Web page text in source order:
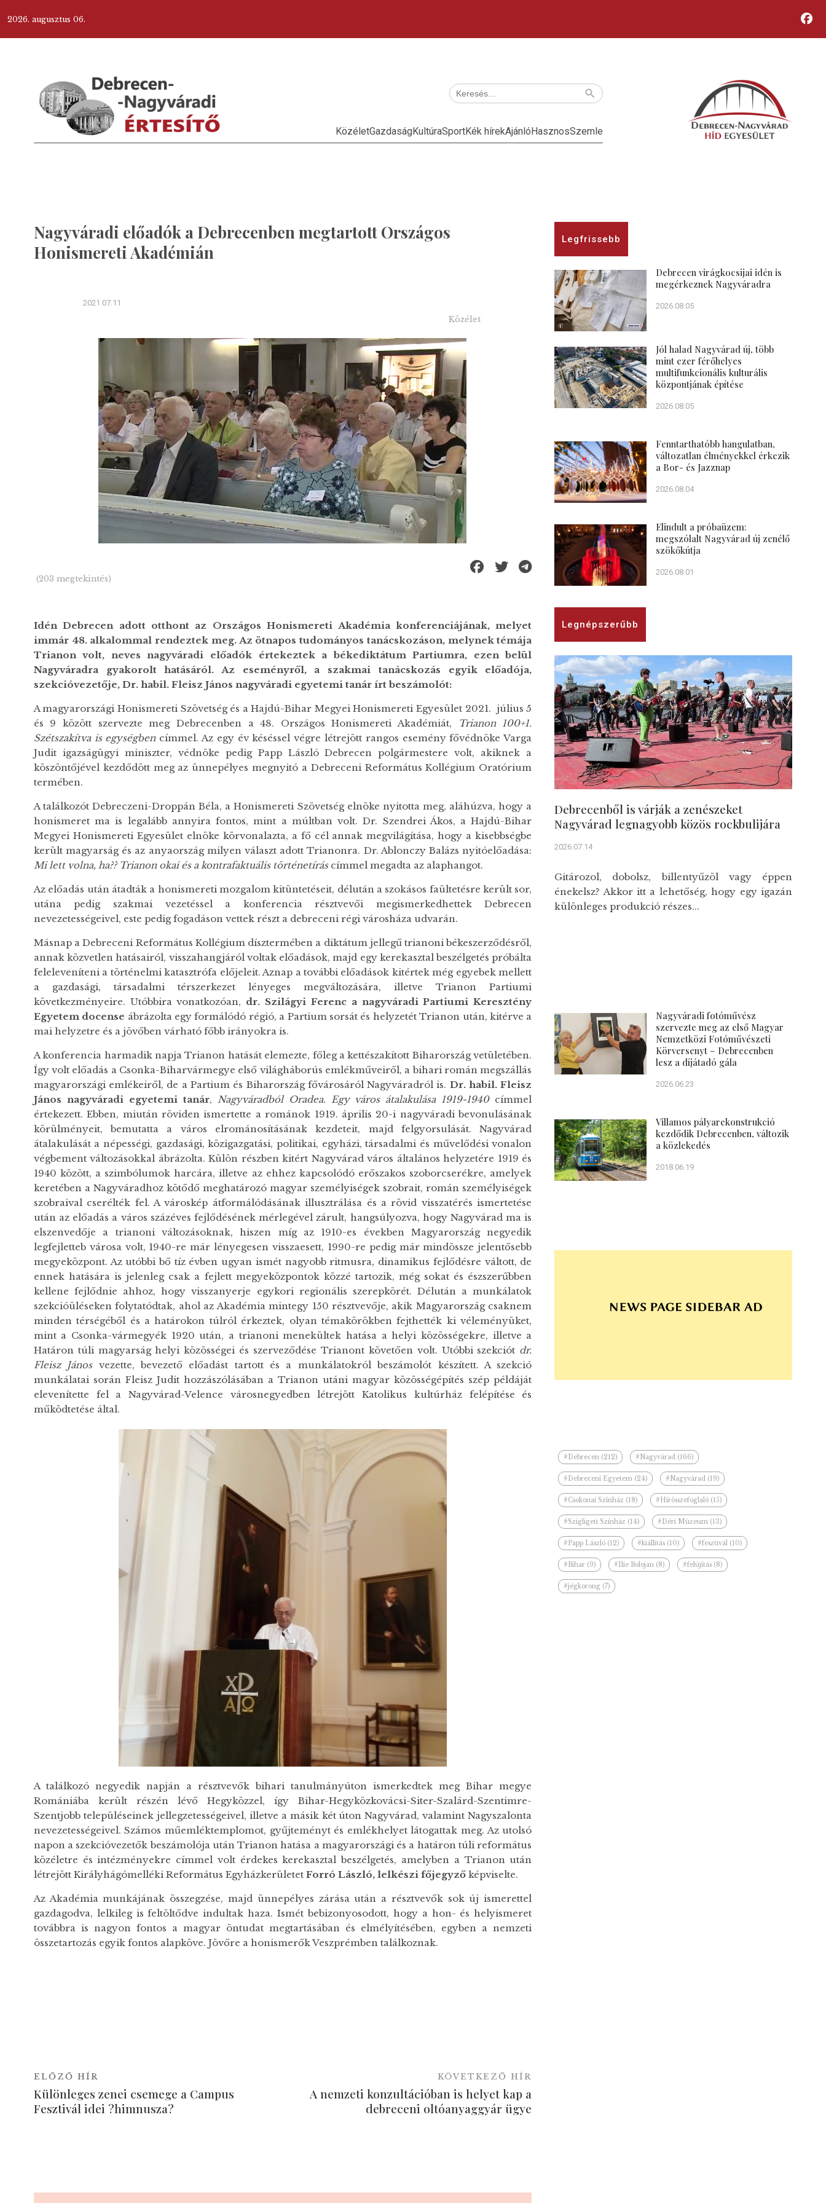
2026. augusztus 06.
KözéletGazdaságKultúraSportKék hírekAjánlóHasznosSzemle
Nagyváradi előadók a Debrecenben megtartott Országos
Honismereti Akadémián
2021.07.11
Közélet
(203 megtekintés)
Idén Debrecen adott otthont az Országos Honismereti Akadémia konferenciájának, melyet
immár 48. alkalommal rendeztek meg. Az ötnapos tudományos tanácskozáson, melynek témája
Trianon volt, neves nagyváradi előadók értekeztek a békediktátum Partiumra, ezen belül
Nagyváradra gyakorolt hatásáról. Az eseményről, a szakmai tanácskozás egyik előadója,
szekcióvezetője, Dr. habil. Fleisz János nagyváradi egyetemi tanár írt beszámolót:
A magyarországi Honismereti Szövetség és a Hajdú-Bihar Megyei Honismereti Egyesület 2021. július 5
és 9 között szervezte meg Debrecenben a 48. Országos Honismereti Akadémiát,
Trianon 100+1.
Szétszakítva is egységben címmel. Az egy év késéssel végre létrejött rangos esemény fővédnöke Varga
Judit igazságügyi miniszter, védnöke pedig Papp László Debrecen polgármestere volt, akiknek a
köszöntőjével kezdődött meg az ünnepélyes megnyitó a Debreceni Református Kollégium Oratórium
termében.
A találkozót Debreczeni-Droppán Béla, a Honismereti Szövetség elnöke nyitotta meg, aláhúzva, hogy a
honismeret ma is legalább annyira fontos, mint a múltban volt. Dr. Szendrei Ákos, a Hajdú-Bihar
Megyei Honismereti Egyesület elnöke körvonalazta, a fő cél annak megvilágítása, hogy a kisebbségbe
került magyarság és az anyaország milyen választ adott Trianonra. Dr. Ablonczy Balázs nyitóelőadása:
Mi lett volna, ha?? Trianon okai és a kontrafaktuális történetíráscímmel megadta az alaphangot.
Az előadás után átadták a honismereti mozgalom kitüntetéseit, délután a szokásos faültetésre került sor,
utána pedig szakmai vezetéssel a konferencia résztvevői megismerkedhettek Debrecen
nevezetességeivel, este pedig fogadáson vettek részt a debreceni régi városháza udvarán.
Másnap a Debreceni Református Kollégium dísztermében a diktátum jellegű trianoni békeszerződésről,
annak közvetlen hatásairól, visszahangjáról voltak előadások, majd egy kerekasztal beszélgetés próbálta
feleleveníteni a történelmi katasztrófa előjeleit. Aznap a további előadások kitértek még egyebek mellett
a gazdasági, társadalmi térszerkezet lényeges megváltozására, illetve Trianon Partiumi
következményeire. Utóbbira vonatkozóan, dr. Szilágyi Ferenc a nagyváradi Partiumi Keresztény
Egyetem docense ábrázolta egy formálódó régió, a Partium sorsát és helyzetét Trianon után, kitérve a
mai helyzetre és a jövőben várható főbb irányokra is.
A konferencia harmadik napja Trianon hatását elemezte, főleg a kettészakított Biharország vetületében.
Így volt előadás a Csonka-Biharvármegye első világháborús emlékműveiről, a bihari román megszállás
magyarországi emlékeiről, de a Partium és Biharország fővárosáról Nagyváradról is. Dr. habil. Fleisz
János nagyváradi egyetemi tanár, Nagyváradból Oradea. Egy város átalakulása 1919-1940címmel
értekezett. Ebben, miután röviden ismertette a románok 1919. április 20-i nagyváradi bevonulásának
körülményeit, bemutatta a város elrománosításának kezdeteit, majd felgyorsulását. Nagyvárad
átalakulását a népességi, gazdasági, közigazgatási, politikai, egyházi, társadalmi és művelődési vonalon
végbement változásokkal ábrázolta. Külön részben kitért Nagyvárad város általános helyzetére 1919 és
1940 között, a szimbólumok harcára, illetve az ehhez kapcsolódó erőszakos szoborcserékre, amelyek
keretében a Nagyváradhoz kötődő meghatározó magyar személyiségek szobrait, román személyiségek
szobraival cserélték fel. A városkép átformálódásának illusztrálása és a rövid visszatérés ismertetése
után az előadás a város százéves fejlődésének mérlegével zárult, hangsúlyozva, hogy Nagyvárad ma is
elszenvedője a trianoni változásoknak, hiszen míg az 1910-es években Magyarország negyedik
legfejletteb városa volt, 1940-re már lényegesen visszaesett, 1990-re pedig már mindössze jelentősebb
megyeközpont. Az utóbbi bő tíz évben ugyan ismét nagyobb ritmusra, dinamikus fejlődésre váltott, de
ennek hatására is jelenleg csak a fejlett megyeközpontok közzé tartozik, még sokat és észszerűbben
kellene fejlődnie ahhoz, hogy visszanyerje egykori regionális szerepkörét. Délután a munkálatok
szekcióüléseken folytatódtak, ahol az Akadémia mintegy 150 résztvevője, akik Magyarország csaknem
minden térségéből és a határokon túlról érkeztek, olyan témakörökben fejthették ki véleményüket,
mint a Csonka-vármegyék 1920 után, a trianoni menekültek hatása a helyi közösségekre, illetve a
Határon túli magyarság helyi közösségei és szerveződése Trianont követően volt. Utóbbi szekciót dr.
Fleisz Jánosvezette, bevezető előadást tartott és a munkálatokról beszámolót készített. A szekció
munkálatai során Fleisz Judit hozzászólásában a Trianon utáni magyar közösségépítés szép példáját
elevenítette fel a Nagyvárad-Velence városnegyedben létrejött Katolikus kultúrház felépítése és
működtetése által.
A találkozó negyedik napján a résztvevők bihari tanulmányúton ismerkedtek meg Bihar megye
Romániába került részén lévő Hegyközzel, így Bihar-Hegyközkovácsi-Siter-Szalárd-Szentimre-
Szentjobb településeinek jellegzetességeivel, illetve a másik két úton Nagyvárad, valamint Nagyszalonta
nevezetességeivel. Számos műemléktemplomot, gyűjteményt és emlékhelyet látogattak meg. Az utolsó
napon a szekcióvezetők beszámolója után Trianon hatása a magyarországi és a határon túli református
közéletre és intézményekre címmel volt érdekes kerekasztal beszélgetés, amelyben a Trianon után
létrejött Királyhágómelléki Református Egyházkerületet Forró László, lelkészi főjegyzőképviselte.
Az Akadémia munkájának összegzése, majd ünnepélyes zárása után a résztvevők sok új ismerettel
gazdagodva, lelkileg is feltöltődve indultak haza. Ismét bebizonyosodott, hogy a hon- és helyismeret
továbbra is nagyon fontos a magyar öntudat megtartásában és elmélyítésében, egyben a nemzeti
összetartozás egyik fontos alapköve. Jövőre a honismerők Veszprémben találkoznak.
ELŐZŐ HÍR
Különleges zenei csemege a Campus
Fesztivál idei ?himnusza?
KÖVETKEZŐ HÍR
A nemzeti konzultációban is helyet kap a
debreceni oltóanyaggyár ügye
Legfrissebb
Debrecen virágkocsijai idén is
megérkeznek Nagyváradra
2026.08.05
Jól halad Nagyvárad új, több
mint ezer férőhelyes
multifunkcionális kulturális
központjának építése
2026.08.05
Fenntarthatóbb hangulatban,
változatlan élményekkel érkezik
a Bor- és Jazznap
2026.08.04
Elindult a próbaüzem:
megszólalt Nagyvárad új zenélő
szökőkútja
2026.08.01
Legnépszerűbb
Debrecenből is várják a zenészeket
Nagyvárad legnagyobb közös rockbulijára
2026.07.14
Gitározol, dobolsz, billentyűzöl vagy éppen
énekelsz? Akkor itt a lehetőség, hogy egy igazán
különleges produkció részes...
Nagyváradi fotóművész
szervezte meg az első Magyar
Nemzetközi Fotóművészeti
Körversenyt – Debrecenben
lesz a díjátadó gála
2026.06.23
Villamos pályarekonstrukció
kezdődik Debrecenben, változik
a közlekedés
2018.06.19
#Debrecen (212) #Nagyvárad (166)
#Debreceni Egyetem (24) #Nagyvárad (19)
#Csokonai Színház (18) #Hírösszefoglaló (15)
#Szigligeti Színház (14) #Déri Múzeum (13)
#Papp László (12) #kiállítás (10) #fesztivál (10)
#Bihar (9) #Ilie Bolojan (8) #felújítás (8)
#jégkorong (7)